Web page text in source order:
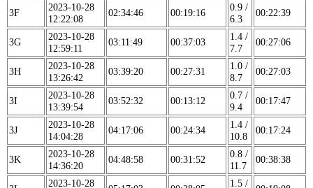
3F
2023-10-28
12:22:08
02:34:46 00:19:16
0.9 /
6.3
00:22:39
3G
2023-10-28
12:59:11
03:11:49 00:37:03
1.4 /
7.7
00:27:06
3H
2023-10-28
13:26:42
03:39:20 00:27:31
1.0 /
8.7
00:27:03
3I
2023-10-28
13:39:54
03:52:32 00:13:12
0.7 /
9.4
00:17:47
3J
2023-10-28
14:04:28
04:17:06 00:24:34
1.4 /
10.8
00:17:24
3K
2023-10-28
14:36:20
04:48:58 00:31:52
0.8 /
11.7
00:38:38
2023-10-28 1.5 /